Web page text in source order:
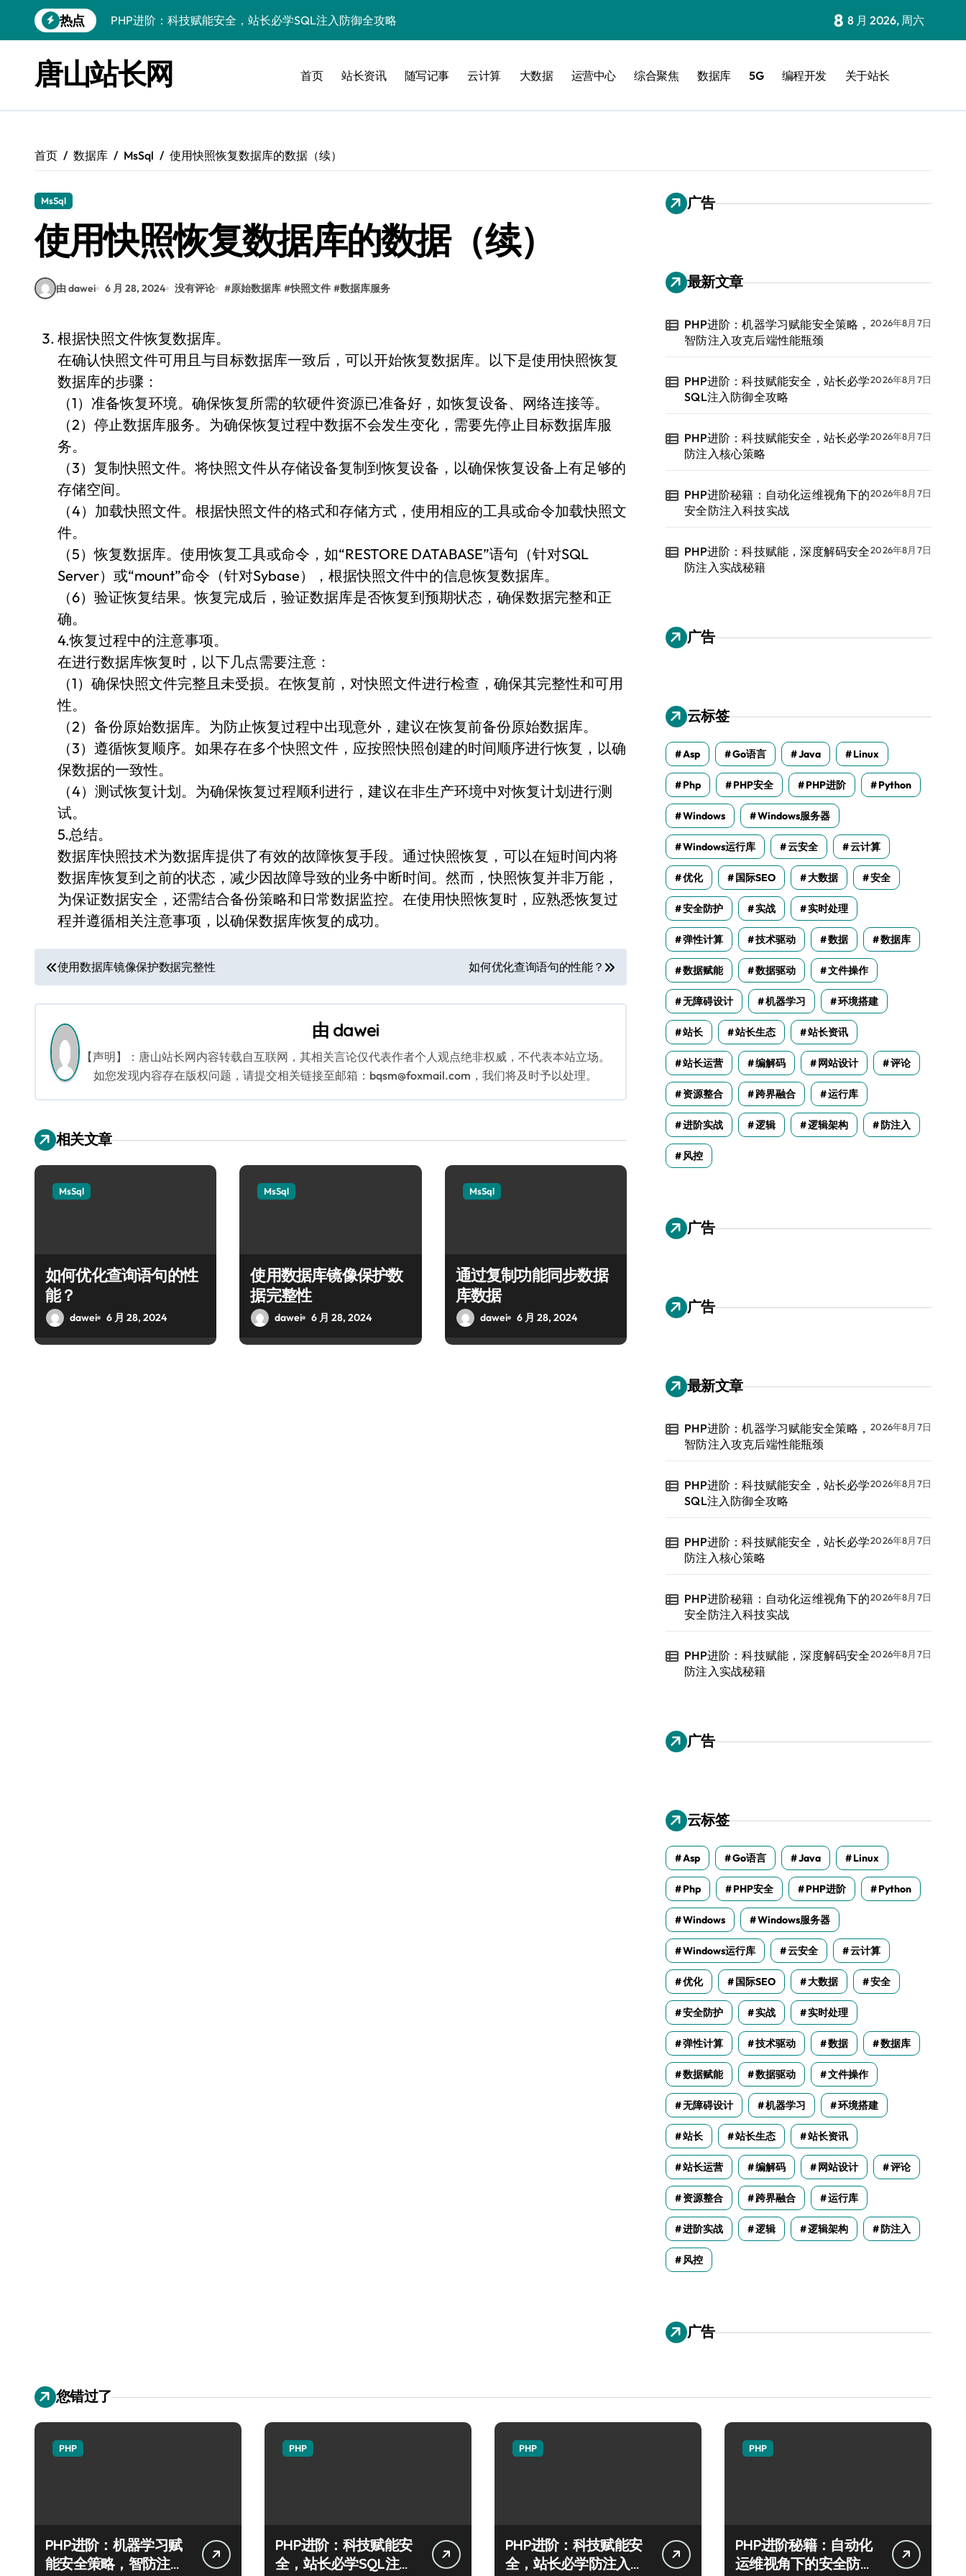
到
热点
PHP进阶：科技赋能安全，站长必学SQL注入防御全攻略
PHP进阶秘籍：自动化运维视角下的安全防注入科技实战
PHP进阶：科技赋能，深度解码安全防注入实战秘籍
数据驱动，科技赋能无障碍传媒革新
数据驱动传媒革新：Android站长资讯全攻略
云计算弹性架构：智能资源调配揭秘
PHP进阶：机器学习赋能安全策略，智防注入攻克后端性能瓶颈
8 8 月 2026, 周六
唐山站长网 首页 站长资讯 随写记事 云计算 大数据 运营中心 综合聚焦 数据库 5G 编程开发 关于站长
首页 数据库 MsSql 使用快照恢复数据库的数据（续）
MsSql
使用快照恢复数据库的数据（续）
由 dawei 6 月 28, 2024 没有评论 #原始数据库 #快照文件 #数据库服务
根据快照文件恢复数据库。
在确认快照文件可用且与目标数据库一致后，可以开始恢复数据库。以下是使用快照恢复
数据库的步骤：
（1）准备恢复环境。确保恢复所需的软硬件资源已准备好，如恢复设备、网络连接等。
（2）停止数据库服务。为确保恢复过程中数据不会发生变化，需要先停止目标数据库服
务。
（3）复制快照文件。将快照文件从存储设备复制到恢复设备，以确保恢复设备上有足够的
存储空间。
（4）加载快照文件。根据快照文件的格式和存储方式，使用相应的工具或命令加载快照文
件。
（5）恢复数据库。使用恢复工具或命令，如“RESTORE DATABASE”语句（针对SQL
Server）或“mount”命令（针对Sybase），根据快照文件中的信息恢复数据库。
（6）验证恢复结果。恢复完成后，验证数据库是否恢复到预期状态，确保数据完整和正
确。
4.恢复过程中的注意事项。
在进行数据库恢复时，以下几点需要注意：
（1）确保快照文件完整且未受损。在恢复前，对快照文件进行检查，确保其完整性和可用
性。
（2）备份原始数据库。为防止恢复过程中出现意外，建议在恢复前备份原始数据库。
（3）遵循恢复顺序。如果存在多个快照文件，应按照快照创建的时间顺序进行恢复，以确
保数据的一致性。
（4）测试恢复计划。为确保恢复过程顺利进行，建议在非生产环境中对恢复计划进行测
试。
5.总结。
数据库快照技术为数据库提供了有效的故障恢复手段。通过快照恢复，可以在短时间内将
数据库恢复到之前的状态，减少因故障导致的业务中断时间。然而，快照恢复并非万能，
为保证数据安全，还需结合备份策略和日常数据监控。在使用快照恢复时，应熟悉恢复过
程并遵循相关注意事项，以确保数据库恢复的成功。
文
章
导
航
使用数据库镜像保护数据完整性 如何优化查询语句的性能？
由 dawei
【声明】：唐山站长网内容转载自互联网，其相关言论仅代表作者个人观点绝非权威，不代表本站立场。
如您发现内容存在版权问题，请提交相关链接至邮箱：bqsm@foxmail.com，我们将及时予以处理。
相关文章
MsSql
如何优化查询语句的性
能？
dawei 6 月 28, 2024
MsSql
使用数据库镜像保护数
据完整性
dawei 6 月 28, 2024
MsSql
通过复制功能同步数据
库数据
dawei 6 月 28, 2024
广告
最新文章
PHP进阶：机器学习赋能安全策略，
智防注入攻克后端性能瓶颈
2026年8月7日
PHP进阶：科技赋能安全，站长必学
SQL注入防御全攻略
2026年8月7日
PHP进阶：科技赋能安全，站长必学
防注入核心策略
2026年8月7日
PHP进阶秘籍：自动化运维视角下的
安全防注入科技实战
2026年8月7日
PHP进阶：科技赋能，深度解码安全
防注入实战秘籍
2026年8月7日
广告
云标签
Asp Go语言 Java Linux
Php PHP安全 PHP进阶 Python
Windows Windows服务器
Windows运行库 云安全 云计算
优化 国际SEO 大数据 安全
安全防护 实战 实时处理
弹性计算 技术驱动 数据 数据库
数据赋能 数据驱动 文件操作
无障碍设计 机器学习 环境搭建
站长 站长生态 站长资讯
站长运营 编解码 网站设计 评论
资源整合 跨界融合 运行库
进阶实战 逻辑 逻辑架构 防注入
风控
广告
广告
最新文章
PHP进阶：机器学习赋能安全策略，
智防注入攻克后端性能瓶颈
2026年8月7日
PHP进阶：科技赋能安全，站长必学
SQL注入防御全攻略
2026年8月7日
PHP进阶：科技赋能安全，站长必学
防注入核心策略
2026年8月7日
PHP进阶秘籍：自动化运维视角下的
安全防注入科技实战
2026年8月7日
PHP进阶：科技赋能，深度解码安全
防注入实战秘籍
2026年8月7日
广告
云标签
Asp Go语言 Java Linux
Php PHP安全 PHP进阶 Python
Windows Windows服务器
Windows运行库 云安全 云计算
优化 国际SEO 大数据 安全
安全防护 实战 实时处理
弹性计算 技术驱动 数据 数据库
数据赋能 数据驱动 文件操作
无障碍设计 机器学习 环境搭建
站长 站长生态 站长资讯
站长运营 编解码 网站设计 评论
资源整合 跨界融合 运行库
进阶实战 逻辑 逻辑架构 防注入
风控
广告
您错过了
PHP
PHP进阶：机器学习赋
能安全策略，智防注入
PHP
PHP进阶：科技赋能安
全，站长必学SQL注入
PHP
PHP进阶：科技赋能安
全，站长必学防注入核
PHP
PHP进阶秘籍：自动化
运维视角下的安全防注